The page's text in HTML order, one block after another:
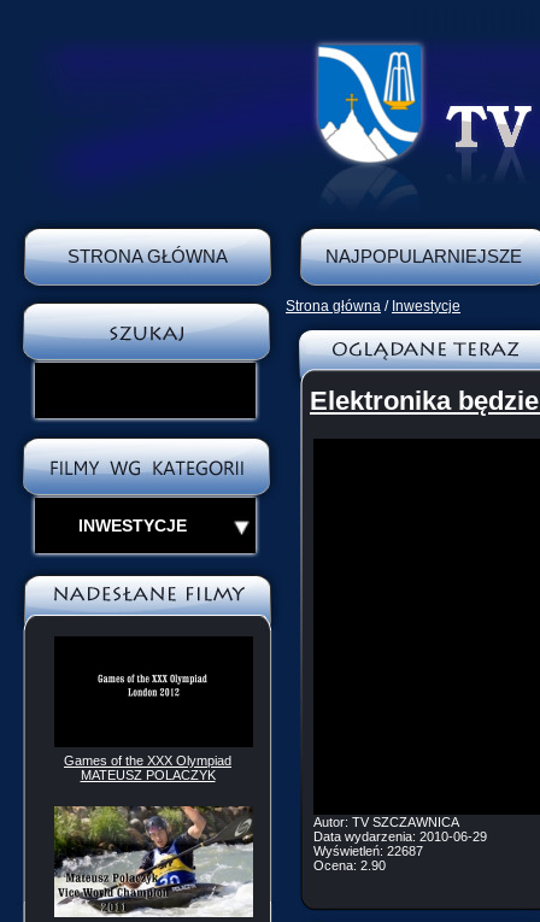
STRONA GŁÓWNA NAJPOPULARNIEJSZE
INWESTYCJE
Games of the XXX Olympiad
MATEUSZ POLACZYK
Strona główna / Inwestycje
Elektronika
Autor: TV SZCZAWNICA
Data wydarzenia: 2010-06-29
Wyświetleń: 22687
Ocena: 2.90